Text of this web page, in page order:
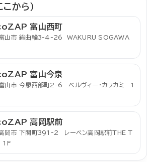
から）
富山西町
山市 総曲輪3-4-26 WAKURU SOGAWA
富山今泉
山市 今泉西部町2-6 ベルヴィー・カワカミ 1
高岡駅前
岡市 下関町391-2 レーベン高岡駅前THE T
1F